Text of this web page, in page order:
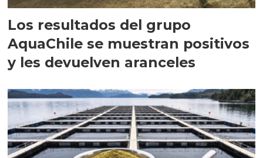
Los resultados del grupo
AquaChile se muestran positivos
y les devuelven aranceles